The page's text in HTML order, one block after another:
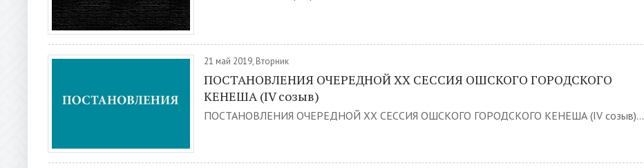
21 май 2019, Вторник
ПОСТАНОВЛЕНИЯ ОЧЕРЕДНОЙ XX СЕССИЯ ОШСКОГО ГОРОДСКОГО
КЕНЕША (IV созыв)
ПОСТАНОВЛЕНИЯ ОЧЕРЕДНОЙ XX СЕССИЯ ОШСКОГО ГОРОДСКОГО КЕНЕША (IV созыв)...